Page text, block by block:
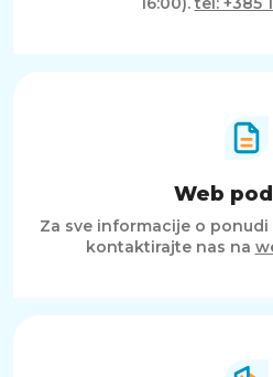
Web
Za sve informacije o
kontaktirajte nas na